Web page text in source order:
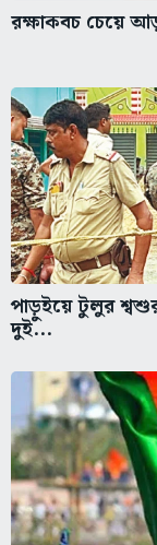
রক্ষাকবচ চেয়ে
পাড়ুইয়ে টুলুর
দুই...